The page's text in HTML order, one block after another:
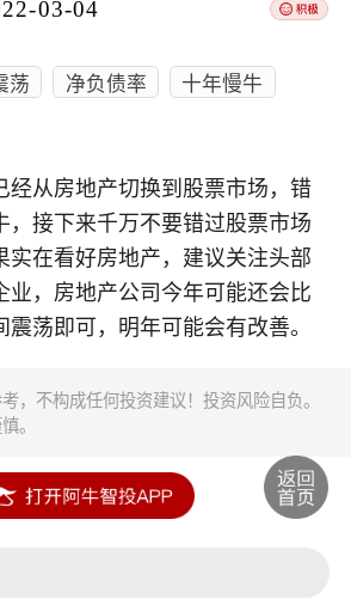
03-04
荡 净负债率
十年慢牛
经从房地产切换到股票市场，错
，接下来千万不要错过股票市场
实在看好房地产，建议关注头部
业，房地产公司今年可能还会比
荡即可，明年可能会有改善。
，不构成任何投资建议！投资风险自负。
。